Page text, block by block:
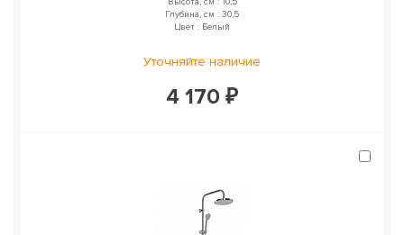
Глубина, см : 30,5
Цвет : Белый
Уточняйте наличие
4 170 ₽